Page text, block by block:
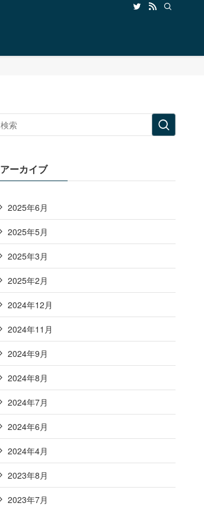
アーカイブ
2025年6月
2025年5月
2025年3月
2025年2月
2024年12月
2024年11月
2024年9月
2024年8月
2024年7月
2024年6月
2024年4月
2023年8月
2023年7月